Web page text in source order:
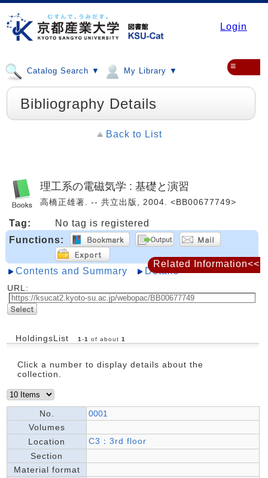
Login
Catalog Search ▼ My Library ▼ ≡
Bibliography Details
Back to List
理工系の電磁気学 : 基礎と演習
高橋正雄著. -- 共立出版, 2004. <BB00677749>
Tag:
No tag is registered
Functions:
Contents and Summary Details
URL:
HoldingsList 1 -1 of about 1
Click a number to display details about the
collection.
No.
0001
Volumes
Location
C3：3rd floor
Section
Material format
Related Information<<